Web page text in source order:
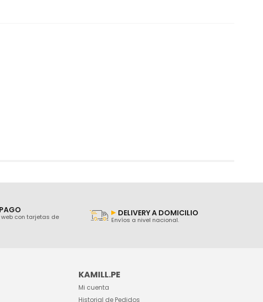
con tarjetas de DELIVERY A DOMICILIO
Envíos a nivel nacional.
KAMILL.PE
Mi cuenta
Historial de Pedidos